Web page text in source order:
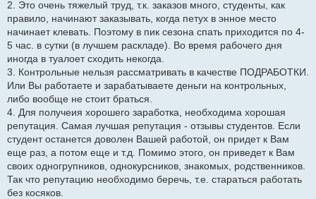
2. Это очень тяжелый труд, т.к. заказов много, студенты, как
правило, начинают заказывать, когда петух в энное место
начинает клевать. Поэтому в пик сезона спать приходится по 4-
5 час. в сутки (в лучшем раскладе). Во время рабочего дня
иногда в туалоет сходить некогда.
3. Контрольные нельзя рассматривать в качестве ПОДРАБОТКИ.
Или Вы работаете и зарабатываете деньги на контрольных,
либо вообще не стоит браться.
4. Для получеия хорошего заработка, необходима хорошая
репутация. Самая лучшая репутация - отзывы студентов. Если
студент останется доволен Вашей работой, он придет к Вам
еще раз, а потом еще и т.д. Помимо этого, он приведет к Вам
своих одногрупников, однокурсников, знакомых, родственников.
Так что репутацию необходимо беречь, т.е. стараться работать
без косяков.